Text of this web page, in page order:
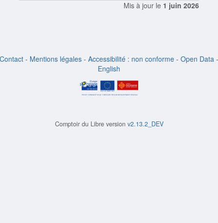
Mis à jour le 1 juin 2026
Contact - Mentions légales - Accessibilité : non conforme - Open Data -
English
Comptoir du Libre version v2.13.2_DEV